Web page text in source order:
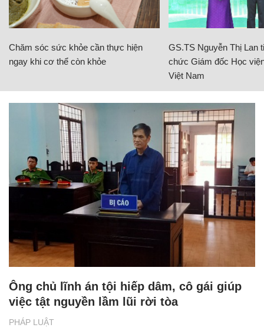
Chăm sóc sức khỏe cần thực hiện
ngay khi cơ thể còn khỏe
GS.TS Nguyễn Thị Lan
chức Giám đốc Học
Việt Nam
PHÁP LUẬT
Ông chủ lĩnh án tội hiếp dâm, cô gái giúp
việc tật nguyền lầm lũi rời tòa